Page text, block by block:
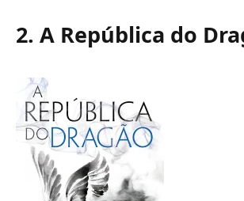
2. A República do